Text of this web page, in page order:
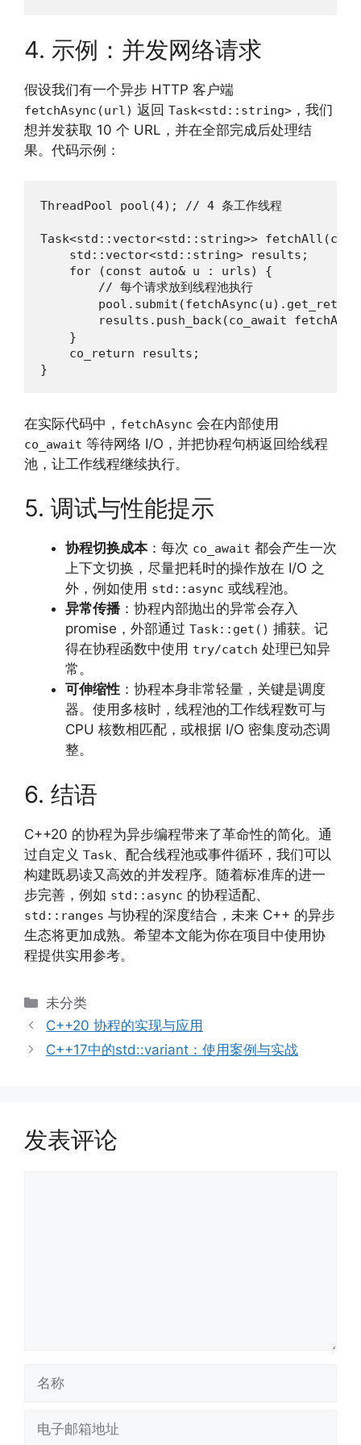
4. 示例：并发网络请求
假设我们有一个异步 HTTP 客户端
fetchAsync(url) 返回 Task<std::string> ，我们
想并发获取 10 个 URL，并在全部完成后处理结
果。代码示例：
ThreadPool pool(4); // 4 条工作线程
Task<std::vector<std::string>>
    std::vector<std::string> results;
    for (const auto& u : urls) {
        // 每个请求放到线程池执行
results.push_back(co_await
    }
    co_return results;
}
在实际代码中， fetchAsync 会在内部使用
co_await 等待网络 I/O，并把协程句柄返回给线程
池，让工作线程继续执行。
5. 调试与性能提示
协程切换成本：每次 co_await 都会产生一次
上下文切换，尽量把耗时的操作放在 I/O 之
外，例如使用 std::async 或线程池。
异常传播：协程内部抛出的异常会存入
promise，外部通过 Task::get() 捕获。记
得在协程函数中使用 try/catch 处理已知异
常。
可伸缩性 ：协程本身非常轻量，关键是调度
器。使用多核时，线程池的工作线程数可与
CPU 核数相匹配，或根据 I/O 密集度动态调
整。
6. 结语
C++20 的协程为异步编程带来了革命性的简化。通
过自定义 Task、配合线程池或事件循环，我们可以
构建既易读又高效的并发程序。随着标准库的进一
步完善，例如 std::async 的协程适配、
std::ranges 与协程的深度结合，未来 C++ 的异步
生态将更加成熟。希望本文能为你在项目中使用协
程提供实用参考。
分
类
未分类
C++20 协程的实现与应用
C++17中的std::variant：使用案例与实战
发表评论